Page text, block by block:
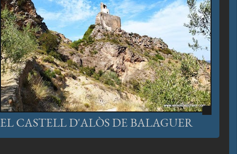
EL CASTELL D'ALÒS DE BALAGUER